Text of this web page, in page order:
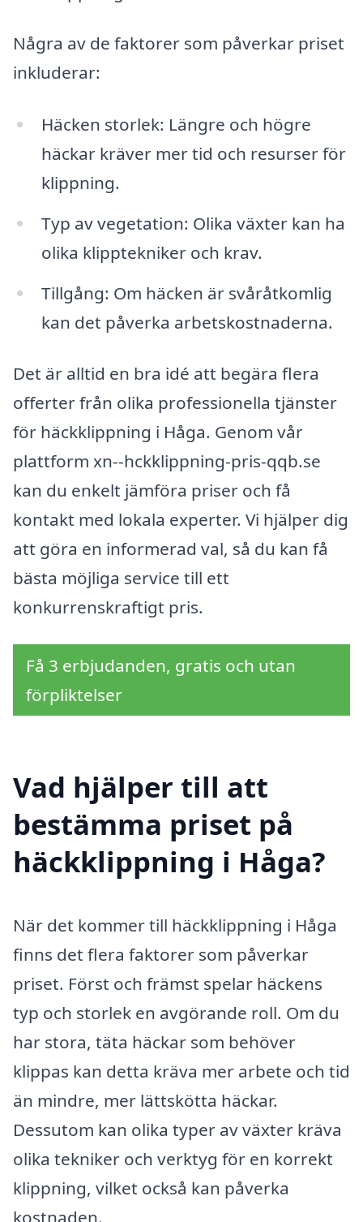
Några av de faktorer som påverkar priset
inkluderar:
Häcken storlek: Längre och högre
häckar kräver mer tid och resurser för
klippning.
Typ av vegetation: Olika växter kan ha
olika klipptekniker och krav.
Tillgång: Om häcken är svåråtkomlig
kan det påverka arbetskostnaderna.
Det är alltid en bra idé att begära flera
offerter från olika professionella tjänster
för häckklippning i Håga. Genom vår
plattform xn--hckklippning-pris-qqb.se
kan du enkelt jämföra priser och få
kontakt med lokala experter. Vi hjälper dig
att göra en informerad val, så du kan få
bästa möjliga service till ett
konkurrenskraftigt pris.
Få 3 erbjudanden, gratis och utan
förpliktelser
Vad hjälper till att
bestämma priset på
häckklippning i Håga?
När det kommer till häckklippning i Håga
finns det flera faktorer som påverkar
priset. Först och främst spelar häckens
typ och storlek en avgörande roll. Om du
har stora, täta häckar som behöver
klippas kan detta kräva mer arbete och tid
än mindre, mer lättskötta häckar.
Dessutom kan olika typer av växter kräva
olika tekniker och verktyg för en korrekt
klippning, vilket också kan påverka
kostnaden.